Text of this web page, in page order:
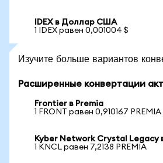
IDEX в Доллар США
1 IDEX равен 0,001004 $
Изучите больше вариантов
Расширенные конвертации
Frontier в Premia
1 FRONT равен 0,910167 PREMIA
Kyber Network Crystal Legacy
1 KNCL равен 7,2138 PREMIA